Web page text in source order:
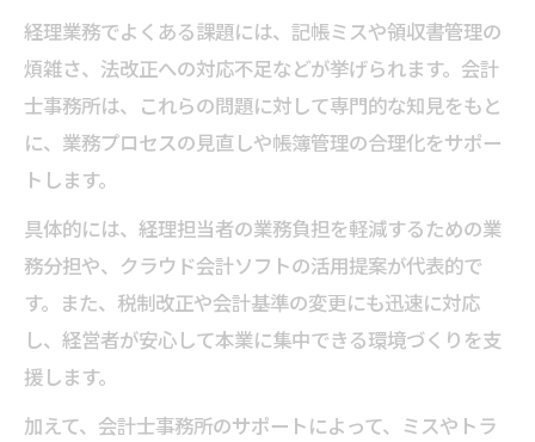
経理業務でよくある課題には、記帳ミスや領収書管理の
煩雑さ、法改正への対応不足などが挙げられます。会計
士事務所は、これらの問題に対して専門的な知見をもと
に、業務プロセスの見直しや帳簿管理の合理化をサポー
トします。
具体的には、経理担当者の業務負担を軽減するための業
務分担や、クラウド会計ソフトの活用提案が代表的で
す。また、税制改正や会計基準の変更にも迅速に対応
し、経営者が安心して本業に集中できる環境づくりを支
援します。
加えて、会計士事務所のサポートによって、ミスやトラ